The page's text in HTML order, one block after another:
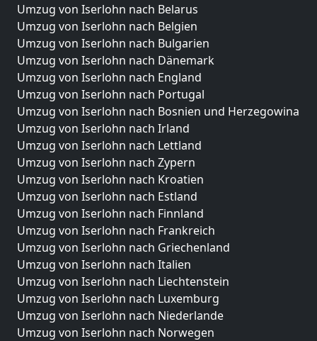
Umzug von Iserlohn nach Belarus
Umzug von Iserlohn nach Belgien
Umzug von Iserlohn nach Bulgarien
Umzug von Iserlohn nach Dänemark
Umzug von Iserlohn nach England
Umzug von Iserlohn nach Portugal
Umzug von Iserlohn nach Bosnien und Herzegowina
Umzug von Iserlohn nach Irland
Umzug von Iserlohn nach Lettland
Umzug von Iserlohn nach Zypern
Umzug von Iserlohn nach Kroatien
Umzug von Iserlohn nach Estland
Umzug von Iserlohn nach Finnland
Umzug von Iserlohn nach Frankreich
Umzug von Iserlohn nach Griechenland
Umzug von Iserlohn nach Italien
Umzug von Iserlohn nach Liechtenstein
Umzug von Iserlohn nach Luxemburg
Umzug von Iserlohn nach Niederlande
Umzug von Iserlohn nach Norwegen